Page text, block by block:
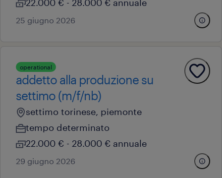
22.000 € - 28.000 € annuale
25 giugno 2026
operational
addetto alla produzione su
settimo (m/f/nb)
settimo torinese, piemonte
tempo determinato
22.000 € - 28.000 € annuale
29 giugno 2026